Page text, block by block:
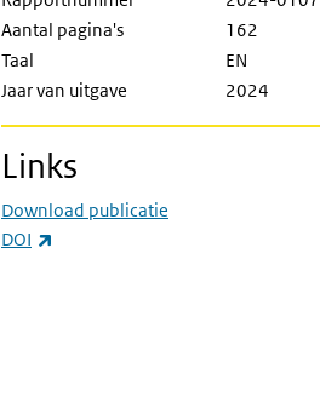
Aantal pagina's
162
Taal
EN
Jaar van uitgave
2024
Links
Download publicatie
DOI